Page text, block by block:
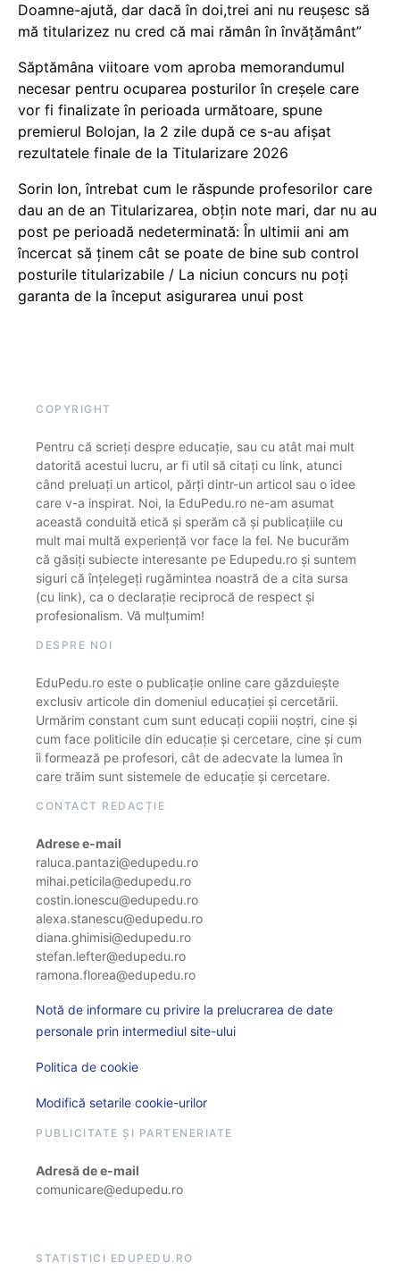
Doamne-ajută, dar dacă în doi,trei ani nu reușesc să
mă titularizez nu cred că mai rămân în învățământ”
Săptămâna viitoare vom aproba memorandumul
necesar pentru ocuparea posturilor în creșele care
vor fi finalizate în perioada următoare, spune
premierul Bolojan, la 2 zile după ce s-au afișat
rezultatele finale de la Titularizare 2026
Sorin Ion, întrebat cum le răspunde profesorilor care
dau an de an Titularizarea, obțin note mari, dar nu au
post pe perioadă nedeterminată: În ultimii ani am
încercat să ținem cât se poate de bine sub control
posturile titularizabile / La niciun concurs nu poți
garanta de la început asigurarea unui post
COPYRIGHT
Pentru că scrieți despre educație, sau cu atât mai mult
datorită acestui lucru, ar fi util să citați cu link, atunci
când preluați un articol, părți dintr-un articol sau o idee
care v-a inspirat. Noi, la EduPedu.ro ne-am asumat
această conduită etică și sperăm că și publicațiile cu
mult mai multă experiență vor face la fel. Ne bucurăm
că găsiți subiecte interesante pe Edupedu.ro și suntem
siguri că înțelegeți rugămintea noastră de a cita sursa
(cu link), ca o declarație reciprocă de respect și
profesionalism. Vă mulțumim!
DESPRE NOI
EduPedu.ro este o publicație online care găzduiește
exclusiv articole din domeniul educației și cercetării.
Urmărim constant cum sunt educați copiii noștri, cine și
cum face politicile din educație și cercetare, cine și cum
îi formează pe profesori, cât de adecvate la lumea în
care trăim sunt sistemele de educație și cercetare.
CONTACT REDACȚIE
Adrese e-mail
raluca.pantazi@edupedu.ro
mihai.peticila@edupedu.ro
costin.ionescu@edupedu.ro
alexa.stanescu@edupedu.ro
diana.ghimisi@edupedu.ro
stefan.lefter@edupedu.ro
ramona.florea@edupedu.ro
Notă de informare cu privire la prelucrarea de date
personale prin intermediul site-ului
Politica de cookie
Modifică setarile cookie-urilor
PUBLICITATE ȘI PARTENERIATE
Adresă de e-mail
comunicare@edupedu.ro
STATISTICI EDUPEDU.RO